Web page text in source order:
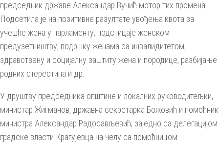
председник државе Александар Вучић мотор тих промена.
Подсетила је на позитивне разултате увођења квота за
учешће жена у парламенту, подстицаје женском
предузетништву, подршку женама са инвалидитетом,
здравствену и социјалну заштиту жена и породице, разбијање
родних стереотипа и др.
У друштву председника општине и локалних руководитељки,
министар Жигманов, државна секретарка Божовић и помоћник
министра Александар Радосављевић, заједно са делегацијом
градске власти Крагујевца на челу са помоћницом